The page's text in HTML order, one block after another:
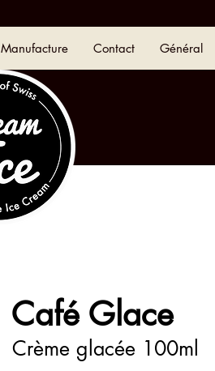
Manufacture Contact Général
Café Glace
Crème glacée 100ml